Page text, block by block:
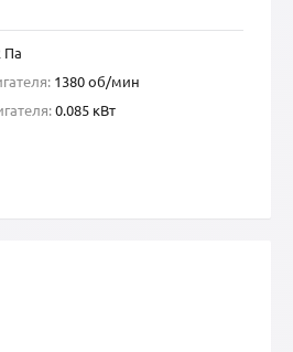
Па
1380 об/мин
0.085 кВт